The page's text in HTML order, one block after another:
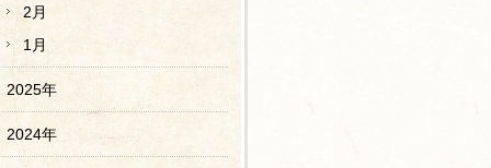
2月
1月
2025年
2024年